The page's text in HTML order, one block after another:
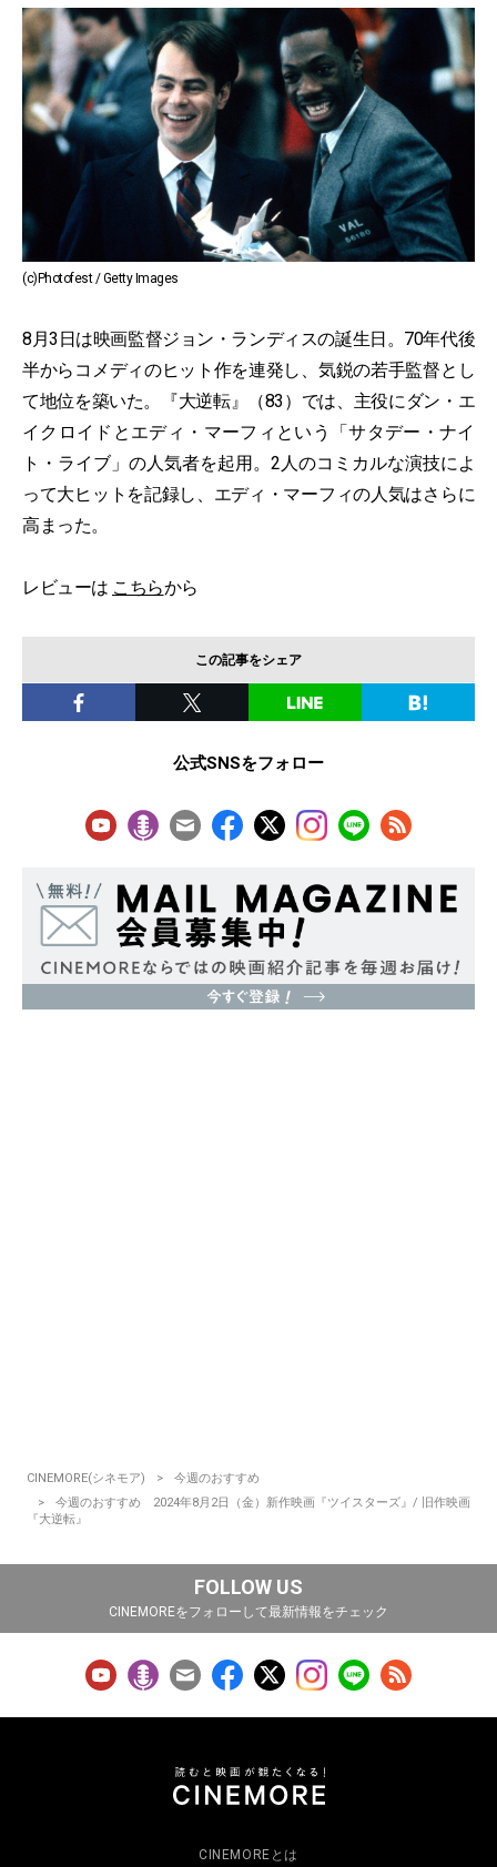
(c)Photofest / Getty Images
8月3日は映画監督ジョン・ランディスの誕生日。70年代後
半からコメディのヒット作を連発し、気鋭の若手監督とし
て地位を築いた。『大逆転』（83）では、主役にダン・エ
イクロイドとエディ・マーフィという「サタデー・ナイ
ト・ライブ」の人気者を起用。2人のコミカルな演技によ
って大ヒットを記録し、エディ・マーフィの人気はさらに
高まった。
レビューは こちらから
この記事をシェア
公式SNSをフォロー
CINEMORE(シネモア)
今週のおすすめ
今週のおすすめ 2024年8月2日（金）新作映画『ツイスターズ』/ 旧作映画
『大逆転』
FOLLOW US
CINEMOREをフォローして最新情報をチェック
CINEMOREとは